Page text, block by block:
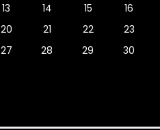
13 14 15
16
20 21 22
23
27 28 29
30